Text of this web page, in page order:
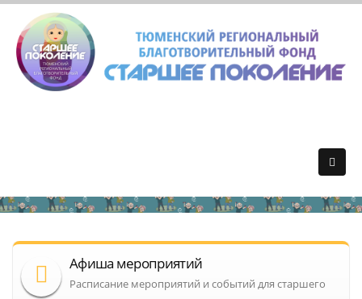
Афиша мероприятий
Расписание мероприятий и событий для старшего